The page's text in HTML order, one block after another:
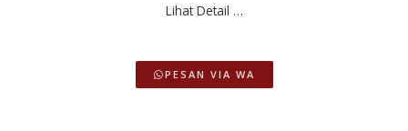
Lihat Detail …
PESAN VIA WA